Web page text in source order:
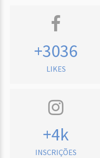
+3036
LIKES
+4k
INSCRIÇÕES